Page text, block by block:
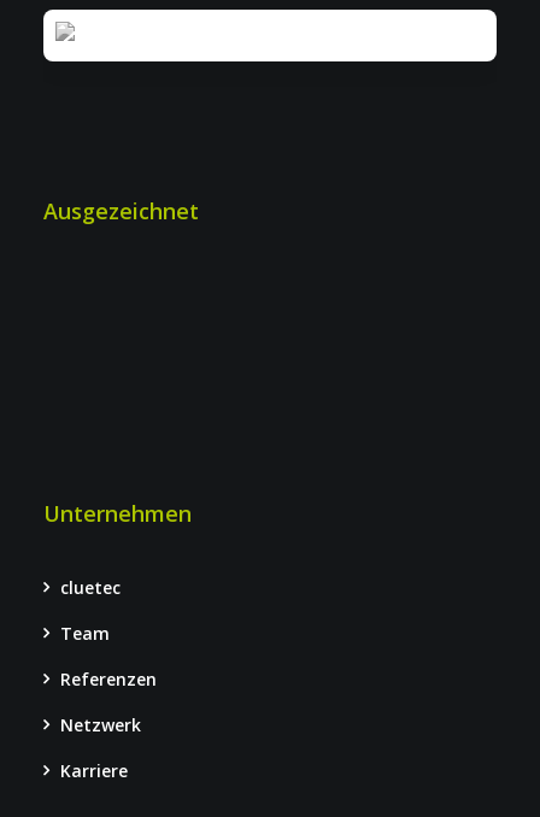
Ausgezeichnet
Unternehmen
cluetec
Team
Referenzen
Netzwerk
Karriere